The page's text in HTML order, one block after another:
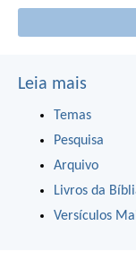
Leia mais
Temas
Pesquisa
Arquivo
Livros da
Versículos